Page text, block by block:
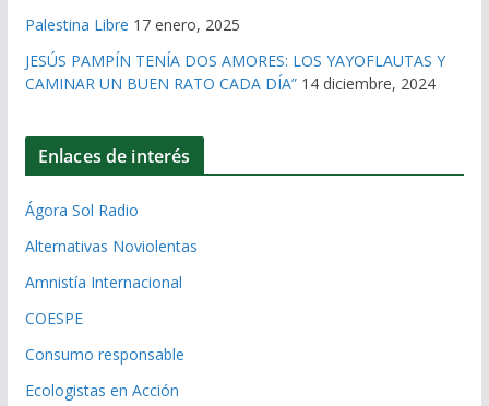
Palestina Libre 17 enero, 2025
JESÚS PAMPÍN TENÍA DOS AMORES: LOS YAYOFLAUTAS Y
CAMINAR UN BUEN RATO CADA DÍA” 14 diciembre, 2024
Enlaces de interés
Ágora Sol Radio
Alternativas Noviolentas
Amnistía Internacional
COESPE
Consumo responsable
Ecologistas en Acción